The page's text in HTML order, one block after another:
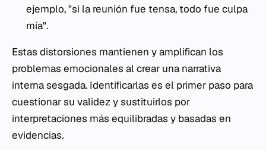
ejemplo, "si la reunión fue tensa, todo fue culpa
mía".
Estas distorsiones mantienen y amplifican los
problemas emocionales al crear una narrativa
interna sesgada. Identificarlas es el primer paso para
cuestionar su validez y sustituirlos por
interpretaciones más equilibradas y basadas en
evidencias.